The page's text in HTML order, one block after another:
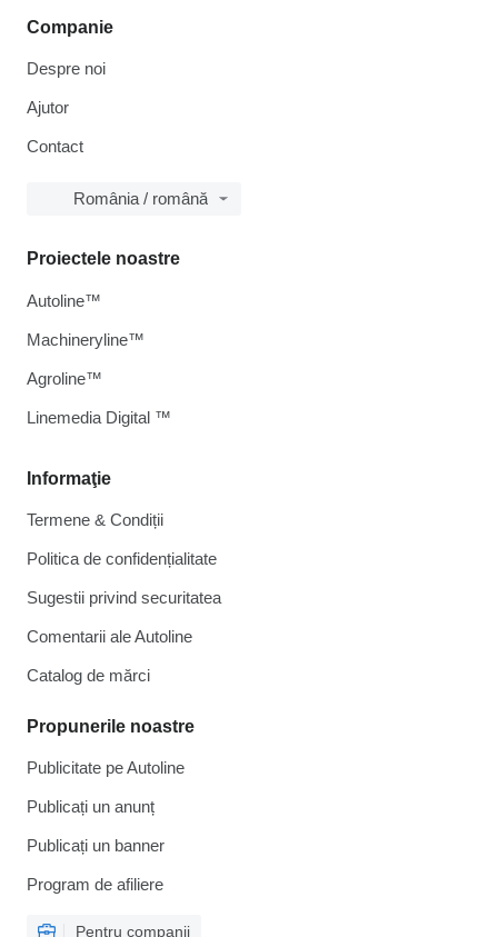
Companie
Despre noi
Ajutor
Contact
România / română
Informaţie
Termene & Condiții
Politica de confidențialitate
Sugestii privind securitatea
Comentarii ale Autoline
Catalog de mărcі
Propunerile noastre
Publicitate pe Autoline
Publicați un anunț
Publicați un banner
Program de afiliere
Pentru companii
Proiectele noastre
Autoline™
Machineryline™
Agroline™
Linemedia Digital ™